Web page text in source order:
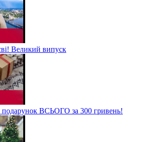
Великий випуск
ВСЬОГО за 300 гривень!